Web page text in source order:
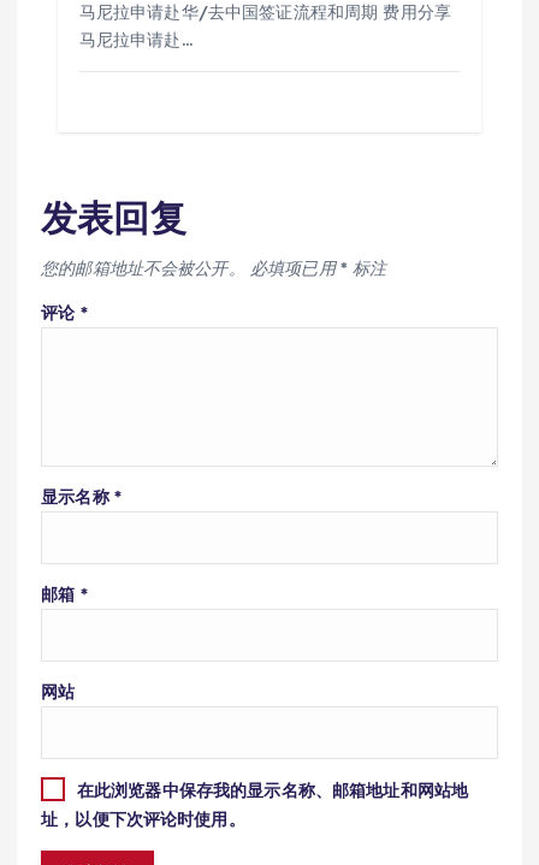
马尼拉申请赴华/去中国签证流程和周期 费用分享
马尼拉申请赴…
发表回复
您的邮箱地址不会被公开。 必填项已用* 标注
评论 *
显示名称 *
邮箱 *
网站
在此浏览器中保存我的显示名称、邮箱地址和网站地
址，以便下次评论时使用。